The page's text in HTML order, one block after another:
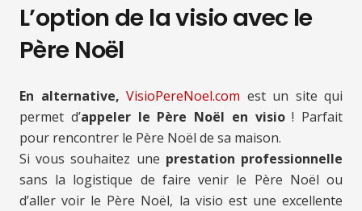
L’option de la visio avec le
Père Noël
En alternative, VisioPereNoel.com est un site qui
permet d’appeler le Père Noël en visio! Parfait
pour rencontrer le Père Noël de sa maison.
Si vous souhaitez une prestation professionnelle
sans la logistique de faire venir le Père Noël ou
d’aller voir le Père Noël, la visio est une excellente